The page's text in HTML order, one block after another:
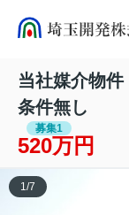
当社媒介物
条件無し
募集1
520万円
1 /7